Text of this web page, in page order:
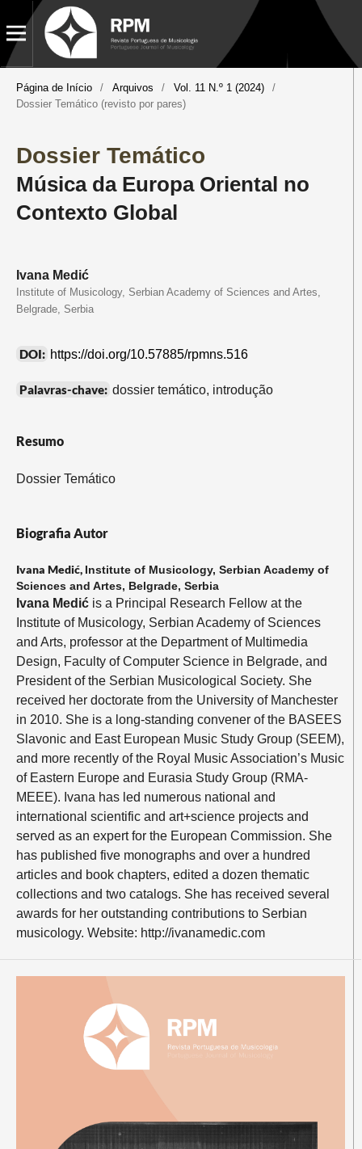
Página de Início / Arquivos / Vol. 11 N.º 1 (2024)
/
Dossier Temático (revisto por pares)
Dossier Temático
Música da Europa Oriental no
Contexto Global
Ivana Medić
Institute of Musicology, Serbian Academy of Sciences and Artes,
Belgrade, Serbia
DOI: https://doi.org/10.57885/rpmns.516
Palavras-chave: dossier temático, introdução
Resumo
Dossier Temático
Biografia Autor
Ivana Medić, Institute of Musicology, Serbian Academy of
Sciences and Artes, Belgrade, Serbia
Ivana Medićis a Principal Research Fellow at the
Institute of Musicology, Serbian Academy of Sciences
and Arts, professor at the Department of Multimedia
Design, Faculty of Computer Science in Belgrade, and
President of the Serbian Musicological Society. She
received her doctorate from the University of Manchester
in 2010. She is a long-standing convener of the BASEES
Slavonic and East European Music Study Group (SEEM),
and more recently of the Royal Music Association’s Music
of Eastern Europe and Eurasia Study Group (RMA-
MEEE). Ivana has led numerous national and
international scientific and art+science projects and
served as an expert for the European Commission. She
has published five monographs and over a hundred
articles and book chapters, edited a dozen thematic
collections and two catalogs. She has received several
awards for her outstanding contributions to Serbian
musicology. Website: http://ivanamedic.com